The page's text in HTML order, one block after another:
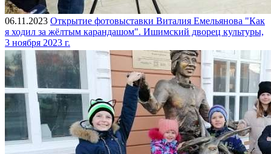
06.11.2023 Открытие фотовыставки Виталия Емельянова "Как
я ходил за жёлтым карандашом". Ишимский дворец культуры,
3 ноября 2023 г.